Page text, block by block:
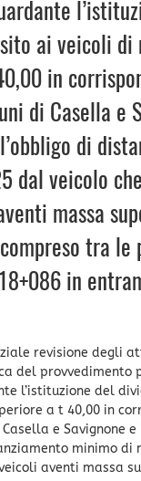
ai veicoli di
in
di Casella e
di
dal veicolo
massa
tra le
in
revisione degli
del provvedimento
l’istituzione del
a t 40,00 in
e Savignone
minimo di
aventi massa